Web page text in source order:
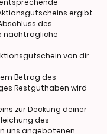
ergibt.
des
nachträgliche
von dir
Betrag des
Restguthaben wird
zur Deckung deiner
des
uns angebotenen